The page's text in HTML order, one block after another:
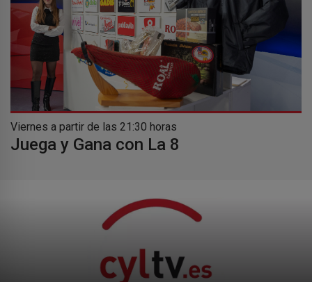
Viernes a partir de las 21:30 horas
Juega y Gana con La 8